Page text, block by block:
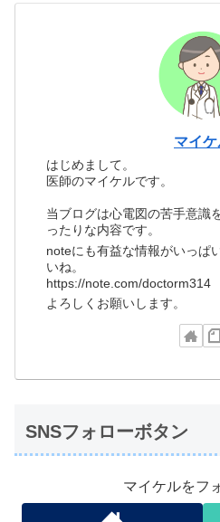
マイ
はじめまして。
医師のマイケルです。
当ブログは心電図の苦手意識
ったりな内容です。
noteにも有益な情報がいっぱ
いね。
https://note.com/doctorm314
よろしくお願いします。
SNSフォローボタン
マイケルをフ